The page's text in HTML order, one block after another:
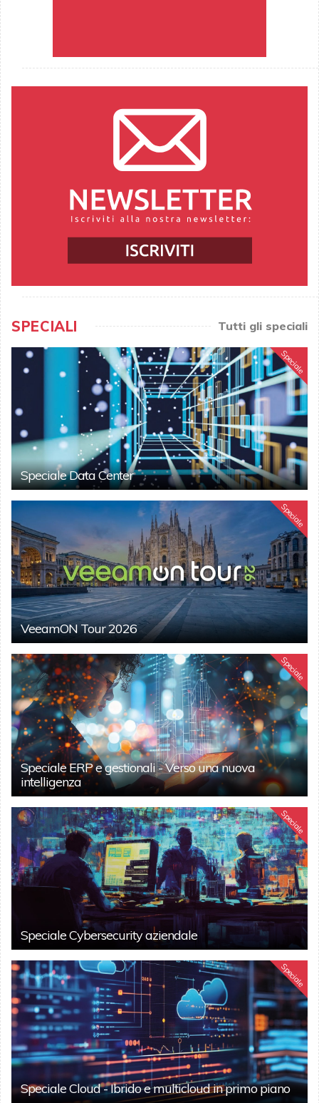
SPECIALI Tutti gli speciali
Speciale
Speciale Data Center
Speciale
VeeamON Tour 2026
Speciale
Speciale ERP e gestionali - Verso una nuova
intelligenza
Speciale
Speciale Cybersecurity aziendale
Speciale
Speciale Cloud - Ibrido e multicloud in primo piano